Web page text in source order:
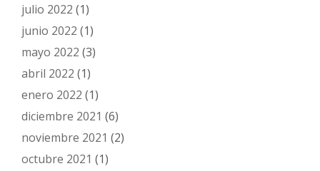
julio 2022 (1)
junio 2022 (1)
mayo 2022 (3)
abril 2022 (1)
enero 2022 (1)
diciembre 2021 (6)
noviembre 2021 (2)
octubre 2021 (1)